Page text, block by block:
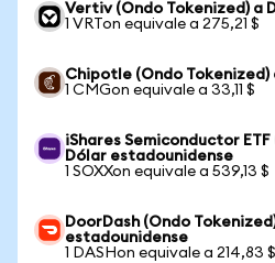
Vertiv (Ondo Tokenized) a
1 VRTon equivale a 275,21 $
Chipotle (Ondo
1 CMGon equivale a 33,11 $
iShares Semiconductor
Dólar estadounidense
1 SOXXon equivale a 539,13 $
DoorDash (Ondo
estadounidense
1 DASHon equivale a 214,83 $